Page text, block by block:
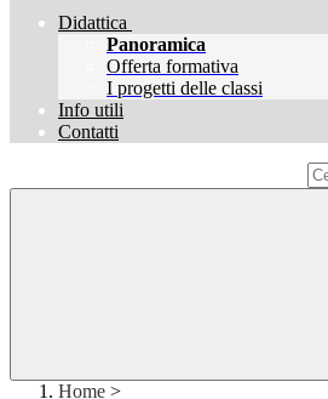
Didattica
Panoramica
Offerta formativa
I progetti delle classi
Info utili
Contatti
Home >